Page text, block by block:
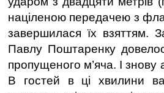
націленою передачею з
завершилася їх взяттям.
Павлу Поштаренку
пропущеного м’яча. І
В гостей в ці хвилини